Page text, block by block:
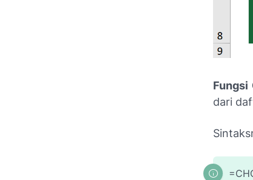
Fungsi
dari